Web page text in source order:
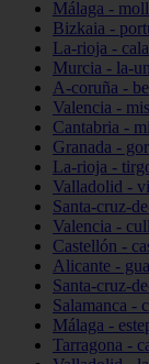
Málaga -
Bizkaia -
La-rioja -
Murcia - la-
A-coruña -
Valencia -
Cantabria -
Granada - gor
La-rioja -
Valladolid -
Santa-cruz-
Valencia -
Castellón -
Alicante -
Santa-cruz-
Salamanca -
Málaga -
Tarragona -